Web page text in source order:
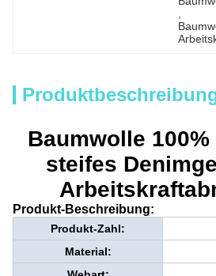
Baumwolle 100%
steifes
Produkt-Beschreibung:
Produkt-Zahl:
Material: